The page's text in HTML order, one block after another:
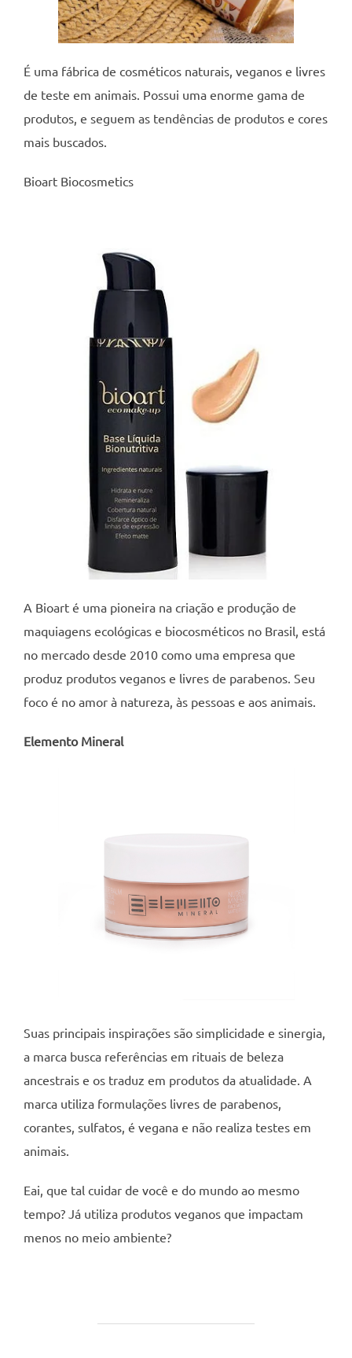
É uma fábrica de cosméticos naturais, veganos e livres
de teste em animais. Possui uma enorme gama de
produtos, e seguem as tendências de produtos e cores
mais buscados.
Bioart Biocosmetics
A Bioart é uma pioneira na criação e produção de
maquiagens ecológicas e biocosméticos no Brasil, está
no mercado desde 2010 como uma empresa que
produz produtos veganos e livres de parabenos. Seu
foco é no amor à natureza, às pessoas e aos animais.
Elemento Mineral
Suas principais inspirações são simplicidade e sinergia,
a marca busca referências em rituais de beleza
ancestrais e os traduz em produtos da atualidade. A
marca utiliza formulações livres de parabenos,
corantes, sulfatos, é vegana e não realiza testes em
animais.
Eai, que tal cuidar de você e do mundo ao mesmo
tempo? Já utiliza produtos veganos que impactam
menos no meio ambiente?